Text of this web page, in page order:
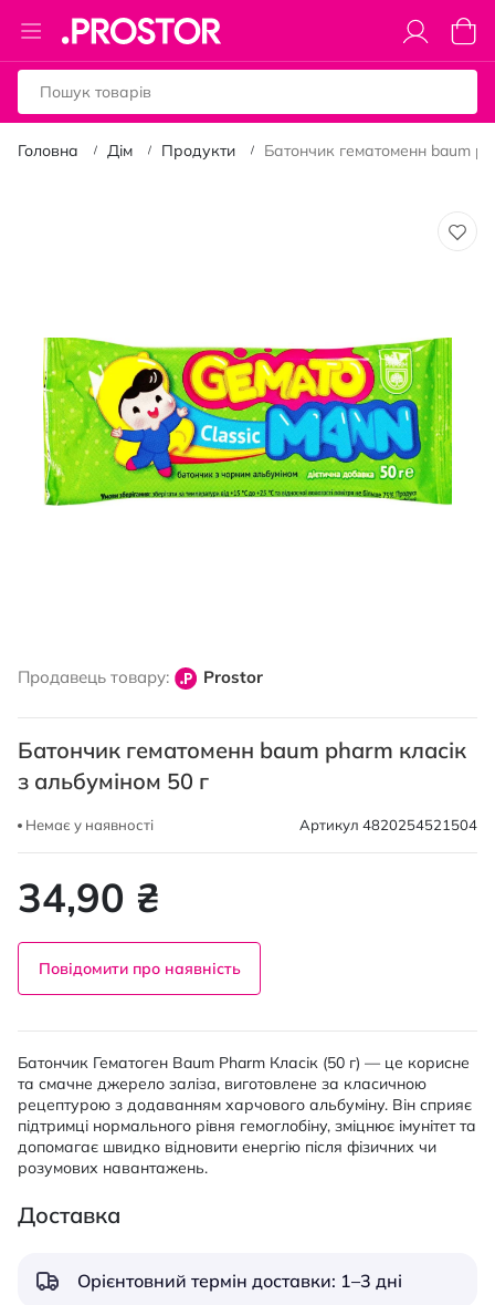
Toggle
Nav
Кошик
Головна Дім Продукти Батончик гематоменн baum
початку
зображень
Продавець товару: Prostor
Батончик гематоменн baum pharm класік
з альбуміном 50 г
Немає у наявності Артикул 4820254521504
34,90 ₴
Повідомити про наявність
Батончик Гематоген Baum Pharm Класік (50 г) — це корисне
та смачне джерело заліза, виготовлене за класичною
рецептурою з додаванням харчового альбуміну. Він сприяє
підтримці нормального рівня гемоглобіну, зміцнює імунітет та
допомагає швидко відновити енергію після фізичних чи
розумових навантажень.
Доставка
Орієнтовний термін доставки: 1–3 дні